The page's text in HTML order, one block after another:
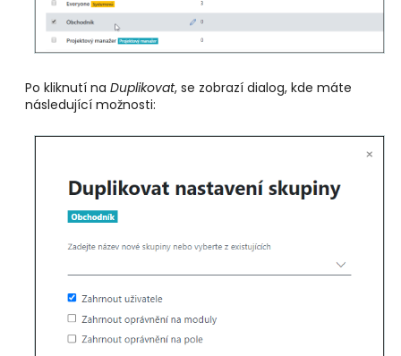
Po kliknutí na Duplikovat, se zobrazí dialog, kde máte
následující možnosti: